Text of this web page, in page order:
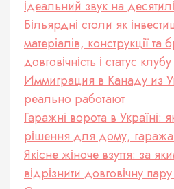
ідеальний звук на
Більярдні столи як
матеріалів, конструкції
довговічність і статус клубу
Иммиграция в Канаду из
реально работают
Гаражні ворота в Україні:
рішення для дому, гаража
Якісне жіноче взуття: за
відрізнити довговічну